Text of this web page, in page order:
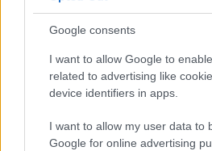
Google consents
I want to allow Google to
related to advertising like
device identifiers in apps.
I want to allow my user data to
Google for online advertising
πρόσωπα ενδέχεται
ενστάσεις από κορυφαία
Γερουλάνος σεπρόσφατη
είπε πως δεν επιθυμεί να
Τρικούπη πρόσωπα που
είπε, την παράταξη, ενώ η
Διαμαντοπούλου